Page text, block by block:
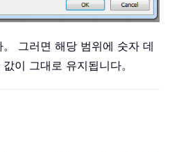
그러면 해당 범위에 숫자 데
이 그대로 유지됩니다。